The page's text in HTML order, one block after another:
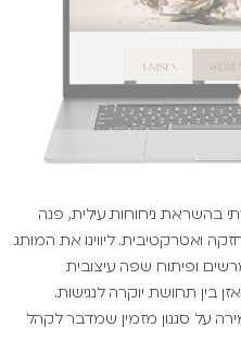
בהשראת ניחוחות עילית, פנה
ואטרקטיבית. ליווינו את המותג
ופיתוח שפה עיצובית
בין תחושת יוקרה לנגישות.
על סגנון מזמין שמדבר לקהל